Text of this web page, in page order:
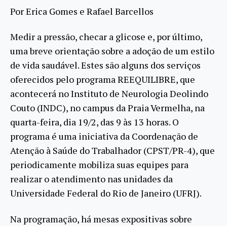
Por Erica Gomes e Rafael Barcellos
Medir a pressão, checar a glicose e, por último,
uma breve orientação sobre a adoção de um estilo
de vida saudável. Estes são alguns dos serviços
oferecidos pelo programa REEQUILIBRE, que
acontecerá no Instituto de Neurologia Deolindo
Couto (INDC), no campus da Praia Vermelha, na
quarta-feira, dia 19/2, das 9 às 13 horas. O
programa é uma iniciativa da Coordenação de
Atenção à Saúde do Trabalhador (CPST/PR-4), que
periodicamente mobiliza suas equipes para
realizar o atendimento nas unidades da
Universidade Federal do Rio de Janeiro (UFRJ).
Na programação, há mesas expositivas sobre